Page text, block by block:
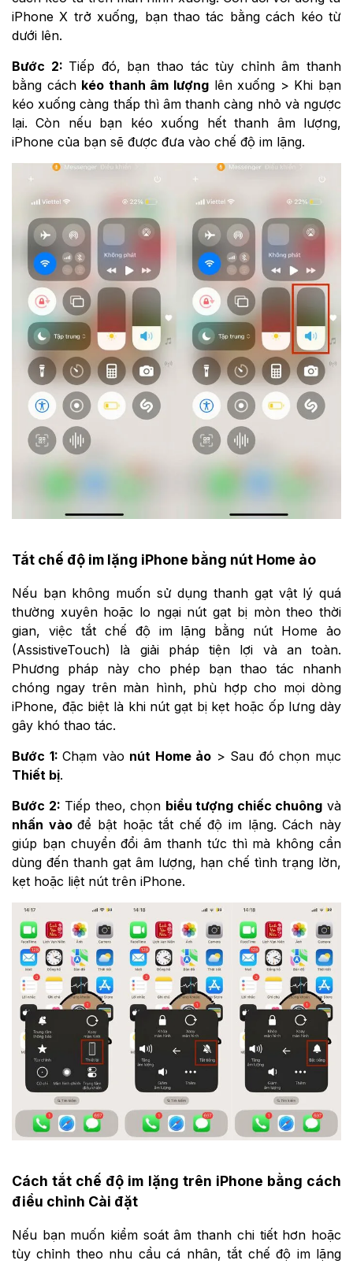
iPhone X trở xuống, bạn thao tác bằng cách kéo từ
dưới lên.
Bước 2: Tiếp đó, bạn thao tác tùy chỉnh âm thanh
bằng cách kéo thanh âm lượng lên xuống > Khi bạn
kéo xuống càng thấp thì âm thanh càng nhỏ và ngược
lại. Còn nếu bạn kéo xuống hết thanh âm lượng,
iPhone của bạn sẽ được đưa vào chế độ im lặng.
Tắt chế độ im lặng iPhone bằng nút Home ảo
Nếu bạn không muốn sử dụng thanh gạt vật lý quá
thường xuyên hoặc lo ngại nút gạt bị mòn theo thời
gian, việc tắt chế độ im lặng bằng nút Home ảo
(AssistiveTouch) là giải pháp tiện lợi và an toàn.
Phương pháp này cho phép bạn thao tác nhanh
chóng ngay trên màn hình, phù hợp cho mọi dòng
iPhone, đặc biệt là khi nút gạt bị kẹt hoặc ốp lưng dày
gây khó thao tác.
Bước 1:Chạm vào nút Home ảo > Sau đó chọn mục
Thiết bị.
Bước 2: Tiếp theo, chọn biểu tượng chiếc chuông và
nhấn vàođể bật hoặc tắt chế độ im lặng. Cách này
giúp bạn chuyển đổi âm thanh tức thì mà không cần
dùng đến thanh gạt âm lượng, hạn chế tình trạng lờn,
kẹt hoặc liệt nút trên iPhone.
Cách tắt chế độ im lặng trên iPhone bằng cách
điều chỉnh Cài đặt
Nếu bạn muốn kiểm soát âm thanh chi tiết hơn hoặc
tùy chỉnh theo nhu cầu cá nhân, tắt chế độ im lặng